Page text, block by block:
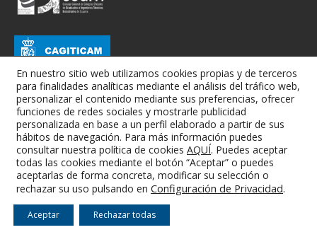
Colegio Oficial de Graduados e Ingenieros Técnicos Industriales de
Albacete
En nuestro sitio web utilizamos cookies propias y de terceros
para finalidades analíticas mediante el análisis del tráfico web,
personalizar el contenido mediante sus preferencias, ofrecer
funciones de redes sociales y mostrarle publicidad
personalizada en base a un perfil elaborado a partir de sus
hábitos de navegación. Para más información puedes
consultar nuestra política de cookies AQUÍ. Puedes aceptar
todas las cookies mediante el botón “Aceptar” o puedes
aceptarlas de forma concreta, modificar su selección o
rechazar su uso pulsando en Configuración de Privacidad.
Aceptar Rechazar todas